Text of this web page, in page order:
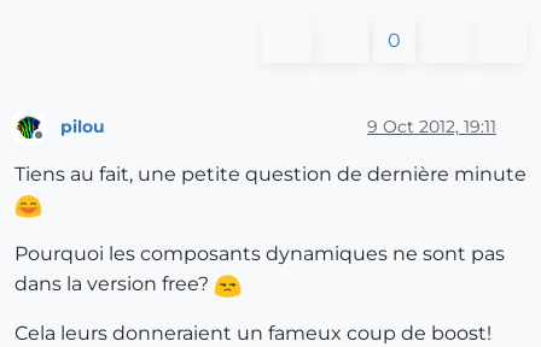
0
pilou 9 Oct 2012, 19:11
Tiens au fait, une petite question de dernière minute
Pourquoi les composants dynamiques ne sont pas
dans la version free?
Cela leurs donneraient un fameux coup de boost!